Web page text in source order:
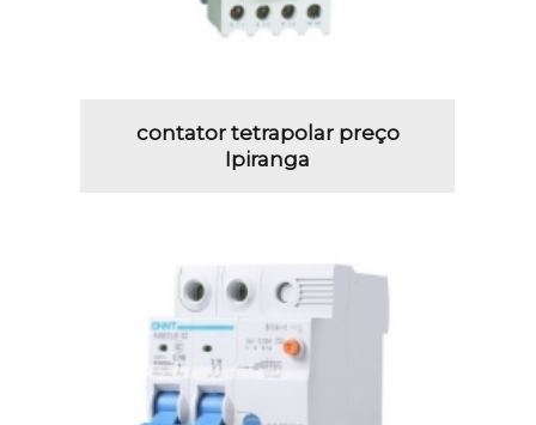
contator tetrapolar preço
Ipiranga